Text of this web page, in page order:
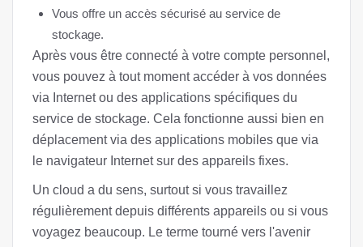
Vous offre un accès sécurisé au service de
stockage.
Après vous être connecté à votre compte personnel,
vous pouvez à tout moment accéder à vos données
via Internet ou des applications spécifiques du
service de stockage. Cela fonctionne aussi bien en
déplacement via des applications mobiles que via
le navigateur Internet sur des appareils fixes.
Un cloud a du sens, surtout si vous travaillez
régulièrement depuis différents appareils ou si vous
voyagez beaucoup. Le terme tourné vers l'avenir